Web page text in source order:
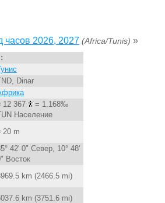
часов 2026, 2027 (Africa/Tunis) »
Dinar
12 367
= 1.168‰
Население
20 m
42' 0" Север, 10° 48'
Восток
km (2466.5 mi)
km (3751.6 mi)